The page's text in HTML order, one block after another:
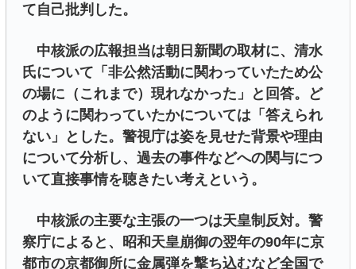
て自己批判した。
中核派の広報担当は朝日新聞の取材に、清水
氏について「非公然活動に関わっていたため公
の場に（これまで）現れなかった」と回答。ど
のように関わっていたかについては「答えられ
ない」とした。警視庁は姿を見せた背景や理由
について分析し、過去の事件などへの関与につ
いて直接事情を聴きたい考えという。
中核派の主要な主張の一つは天皇制反対。警
察庁によると、昭和天皇崩御の翌年の90年に京
都市の京都御所に金属弾を撃ち込むなど全国で